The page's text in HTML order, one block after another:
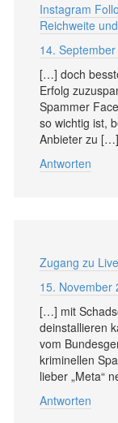
Instagram
Reichweite
14.
[…] doch
Erfolg
Spammer
so wichtig ist,
Anbieter zu […]
Antworten
Zugang zu
15. November
[…] mit
deinstallieren
vom
kriminellen
lieber „Meta“
Antworten